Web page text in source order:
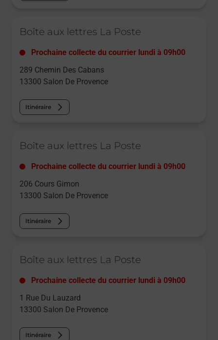
Boîte aux lettres La Poste
Prochaine collecte du courrier lundi à 09h00
289 Chemin Des Cabans
13300 Salon De Provence
Itinéraire
Boîte aux lettres La Poste
Prochaine collecte du courrier lundi à 09h00
206 Cours Gimon
13300 Salon De Provence
Itinéraire
Boîte aux lettres La Poste
Prochaine collecte du courrier lundi à 09h00
1 Rue Du Lauzard
13300 Salon De Provence
Itinéraire